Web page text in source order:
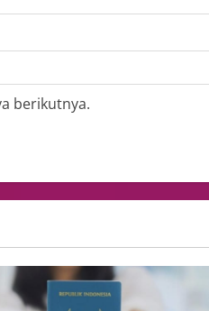
berikutnya.